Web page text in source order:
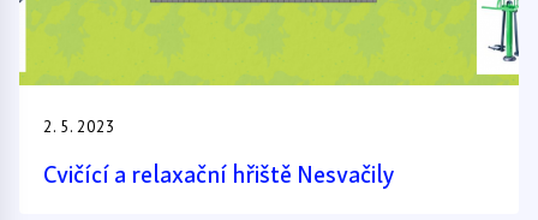
2. 5. 2023
Cvičící a relaxační hřiště Nesvačily